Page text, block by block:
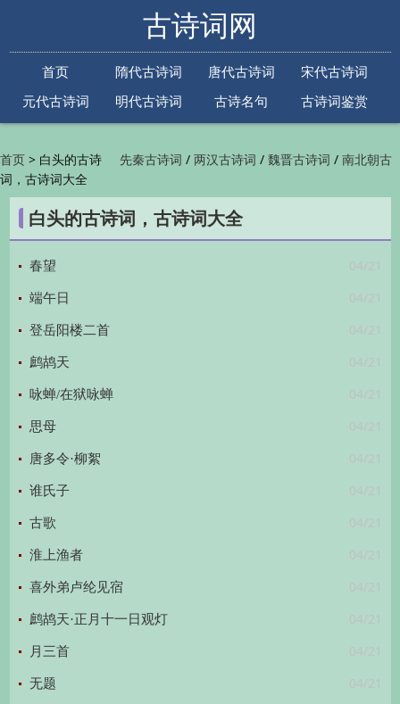
古诗词网
首页 隋代古诗词 唐代古诗词
宋代古诗词
元代古诗词
明代古诗词 古诗名句
古诗词鉴赏
先秦古诗词 /两汉古诗词 /魏晋古诗词 /南北朝古
代古诗词/金朝古诗词/元代古诗词/明代古诗词
/清代古诗词/近现代古诗词
鉴赏/古诗下一句/古诗上一句/
首页 > 白头的古诗
词，古诗词大全
白头的古诗词，古诗词大全
04/21
春望
04/21
端午日
04/21
登岳阳楼二首
04/21
鹧鸪天
04/21
咏蝉/在狱咏蝉
04/21
思母
04/21
唐多令·柳絮
04/21
谁氏子
04/21
古歌
04/21
淮上渔者
04/21
喜外弟卢纶见宿
04/21
鹧鸪天·正月十一日观灯
04/21
月三首
04/21
无题